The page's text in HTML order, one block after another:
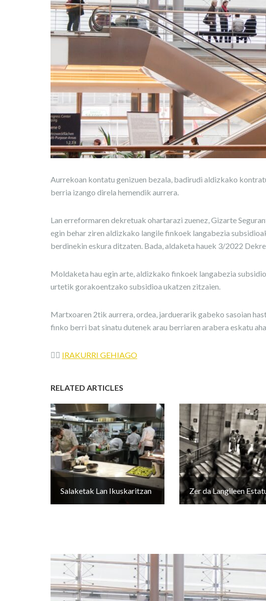
Aurrekoan kontatu genizuen bezala, badirudi aldizkako
berria izango direla hemendik aurrera.
Lan erreformaren dekretuak ohartarazi zuenez, Gizarte
egin behar ziren aldizkako langile finkoek langabezia
berdinekin eskura ditzaten. Bada, aldaketa hauek 3/2022
Moldaketa hau egin arte, aldizkako finkoek langabezia
urtetik gorakoentzako subsidioa ukatzen zitzaien.
Martxoaren 2tik aurrera, ordea, jarduerarik gabeko sasoian
finko berri bat sinatu dutenek arau berriaren arabera eskatu
👉🏼 IRAKURRI GEHIAGO
RELATED ARTICLES
Salaketak Lan Ikuskaritzan Zer da Langileen